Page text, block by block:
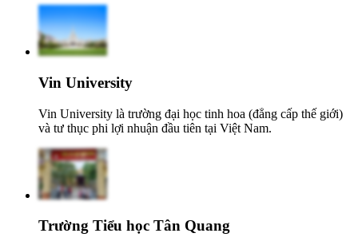
Vin University
Vin University là trường đại học tinh hoa (đẳng cấp thế giới)
và tư thục phi lợi nhuận đầu tiên tại Việt Nam.
Trường Tiểu học Tân Quang